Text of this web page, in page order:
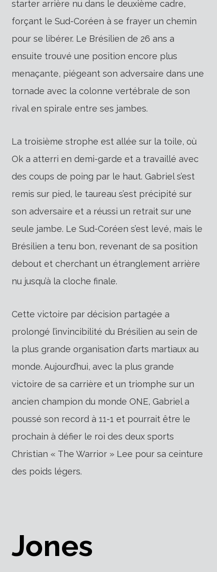
starter arrière nu dans le deuxième cadre,
forçant le Sud-Coréen à se frayer un chemin
pour se libérer. Le Brésilien de 26 ans a
ensuite trouvé une position encore plus
menaçante, piégeant son adversaire dans une
tornade avec la colonne vertébrale de son
rival en spirale entre ses jambes.
La troisième strophe est allée sur la toile, où
Ok a atterri en demi-garde et a travaillé avec
des coups de poing par le haut. Gabriel s’est
remis sur pied, le taureau s’est précipité sur
son adversaire et a réussi un retrait sur une
seule jambe. Le Sud-Coréen s’est levé, mais le
Brésilien a tenu bon, revenant de sa position
debout et cherchant un étranglement arrière
nu jusqu’à la cloche finale.
Cette victoire par décision partagée a
prolongé l’invincibilité du Brésilien au sein de
la plus grande organisation d’arts martiaux au
monde. Aujourd’hui, avec la plus grande
victoire de sa carrière et un triomphe sur un
ancien champion du monde ONE, Gabriel a
poussé son record à 11-1 et pourrait être le
prochain à défier le roi des deux sports
Christian « The Warrior » Lee pour sa ceinture
des poids légers.
Jones